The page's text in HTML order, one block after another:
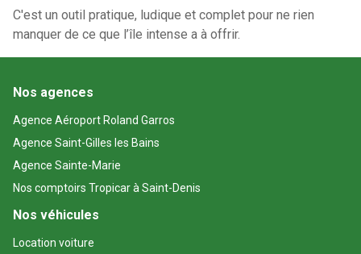
C'est un outil pratique, ludique et complet pour ne rien
manquer de ce que l’île intense a à offrir.
Nos agences
Agence Aéroport Roland Garros
Agence Saint-Gilles les Bains
Agence Sainte-Marie
Nos comptoirs Tropicar à Saint-Denis
Nos véhicules
Location voiture